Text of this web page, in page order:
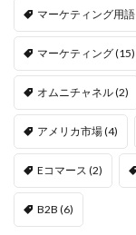
マーケティング用語
マーケティング(15)
オムニチャネル(2)
アメリカ市場(4)
Eコマース (2)
B2B (6)